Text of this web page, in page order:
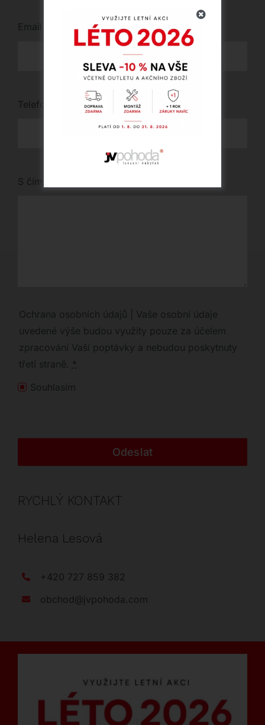
Email
Telefon
S čím vám můžeme pomoci?
Ochrana osobních údajů | Vaše osobní údaje
uvedené výše budou využity pouze za účelem
zpracování Vaší poptávky a nebudou poskytnuty
třetí straně. *
Souhlasím
Odeslat
RYCHLÝ KONTAKT
Helena Lesová
+420 727 859 382
obchod@jvpohoda.com